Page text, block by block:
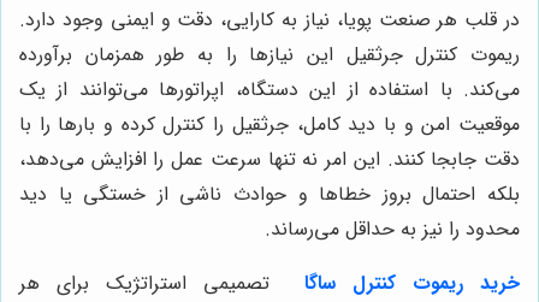
در قلب هر صنعت پویا، نیاز به کارایی، دقت و ایمنی وجود دارد.
ریموت کنترل جرثقیل این نیازها را به طور همزمان برآورده
می‌کند. با استفاده از این دستگاه، اپراتورها می‌توانند از یک
موقعیت امن و با دید کامل، جرثقیل را کنترل کرده و بارها را با
دقت جابجا کنند. این امر نه تنها سرعت عمل را افزایش می‌دهد،
بلکه احتمال بروز خطاها و حوادث ناشی از خستگی یا دید
محدود را نیز به حداقل می‌رساند.
خرید ریموت کنترل ساگا
تصمیمی استراتژیک برای هر